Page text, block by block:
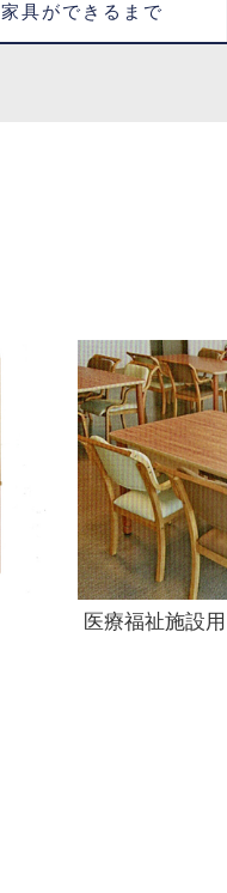
家具ができるまで
医療福祉施設